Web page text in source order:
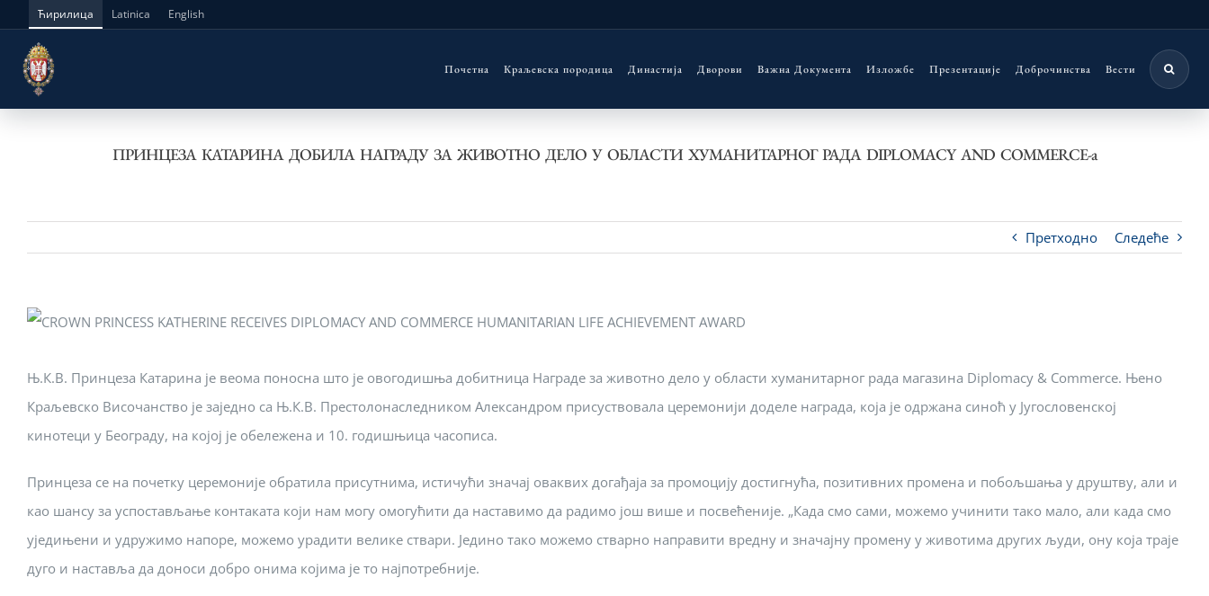
content
Ћирилица Latinica English
Почетна Краљевска породица Династија Дворови Важна Документа Изложбе Презентације Доброчинства Вести
ПРИНЦЕЗА КАТАРИНА ДОБИЛА НАГРАДУ ЗА ЖИВОТНО ДЕЛО У ОБЛАСТИ ХУМАНИТАРНОГ РАДА DIPLOMACY AND COMMERCE-а
Претходно Следеће
Њ.К.В. Принцеза Катарина је веома поносна што је овогодишња добитница Награде за животно дело у области хуманитарног рада магазина Diplomacy & Commerce. Њено
Краљевско Височанство је заједно са Њ.К.В. Престолонаследником Александром присуствовала церемонији доделе награда, која је одржана синоћ у Југословенској
кинотеци у Београду, на којој је обележена и 10. годишњица часописа.
Принцеза се на почетку церемоније обратила присутнима, истичући значај оваквих догађаја за промоцију достигнућа, позитивних промена и побољшања у друштву, али и
као шансу за успостављање контаката који нам могу омогућити да наставимо да радимо још више и посвећеније. „Када смо сами, можемо учинити тако мало, али када смо
уједињени и удружимо напоре, можемо урадити велике ствари. Једино тако можемо стварно направити вредну и значајну промену у животима других људи, ону која траје
дуго и наставља да доноси добро онима којима је то најпотребније.